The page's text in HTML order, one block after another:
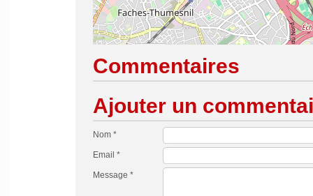
Commentaires
Ajouter un
Nom *
Email *
Message *